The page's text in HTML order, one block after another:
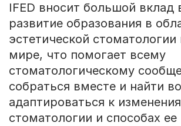
IFED вносит большой вклад
развитие образования в
эстетической
мире, что помогает всему
стоматологическому
собраться вместе и найти
адаптироваться к
стоматологии и способах ее